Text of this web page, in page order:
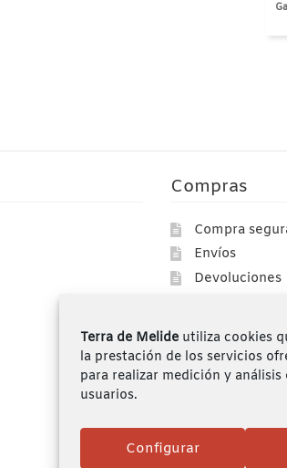
Terra de Melide utiliza cookies
la prestación de los servicios
para realizar medición y
usuarios.
Configurar
Compras
Compra
Envíos
Devoluciones